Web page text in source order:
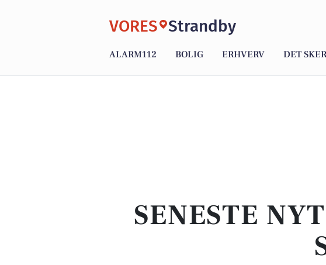
VORES Strandby
ALARM112 BOLIG ERHVERV DET SKER
SENESTE